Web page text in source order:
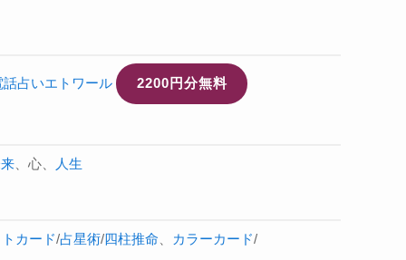
話占いエトワール 2200円分無料
、心、 人生
カード/占星術/四柱推命 カラーカード/